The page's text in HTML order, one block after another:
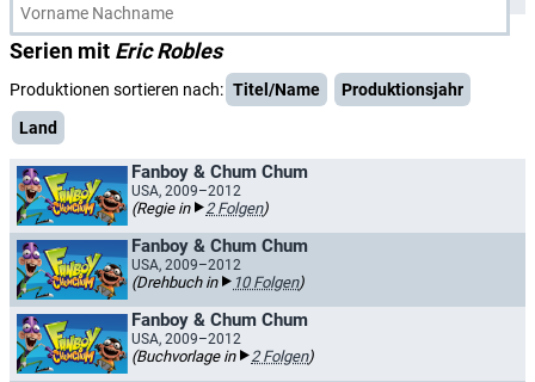
Serien mit Eric Robles
Produktionen sortieren nach: Titel/Name
Produktionsjahr
Land
Fanboy & Chum Chum
USA, 2009–2012
(Regie in 2 Folgen)
Fanboy & Chum Chum
USA, 2009–2012
(Drehbuch in 10 Folgen)
Fanboy & Chum Chum
USA, 2009–2012
(Buchvorlage in 2 Folgen)